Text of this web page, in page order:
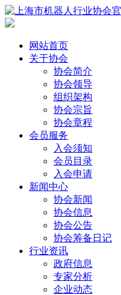
网站首页
关于协会
协会简介
协会领导
组织架构
协会宗旨
协会章程
会员服务
入会须知
会员目录
入会申请
新闻中心
协会新闻
协会信息
协会公告
协会筹备日记
行业资讯
政府信息
专家分析
企业动态